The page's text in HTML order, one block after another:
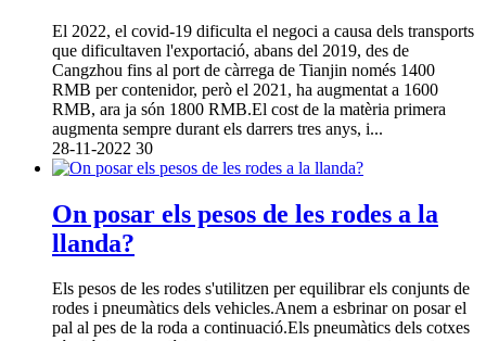
El 2022, el covid-19 dificulta el negoci a causa dels transports
que dificultaven l'exportació, abans del 2019, des de
Cangzhou fins al port de càrrega de Tianjin només 1400
RMB per contenidor, però el 2021, ha augmentat a 1600
RMB, ara ja són 1800 RMB.El cost de la matèria primera
augmenta sempre durant els darrers tres anys, i...
28-11-2022 30
On posar els pesos de les rodes a la
llanda?
Els pesos de les rodes s'utilitzen per equilibrar els conjunts de
rodes i pneumàtics dels vehicles.Anem a esbrinar on posar el
pal al pes de la roda a continuació.Els pneumàtics dels cotxes